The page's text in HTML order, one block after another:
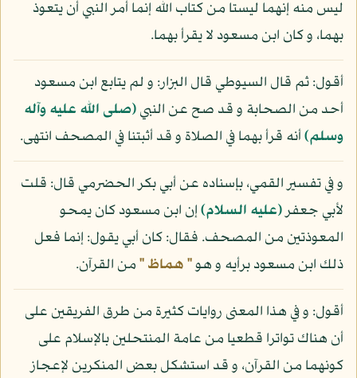
ليس منه إنهما ليستا من كتاب الله إنما أمر النبي أن يتعوذ
بهما، و كان ابن مسعود لا يقرأ بهما.
أقول: ثم قال السيوطي قال البزار: و لم يتابع ابن مسعود
أحد من الصحابة و قد صح عن النبي(صلى الله عليه وآله
وسلم)أنه قرأ بهما في الصلاة و قد أثبتنا في المصحف انتهى.
و في تفسير القمي، بإسناده عن أبي بكر الحضرمي قال: قلت
لأبي جعفر(عليه السلام)إن ابن مسعود كان يمحو
المعوذتين من المصحف. فقال: كان أبي يقول: إنما فعل
ذلك ابن مسعود برأيه و هو" هماظ "من القرآن.
أقول: و في هذا المعنى روايات كثيرة من طرق الفريقين على
أن هناك تواترا قطعيا من عامة المنتحلين بالإسلام على
كونهما من القرآن، و قد استشكل بعض المنكرين لإعجاز